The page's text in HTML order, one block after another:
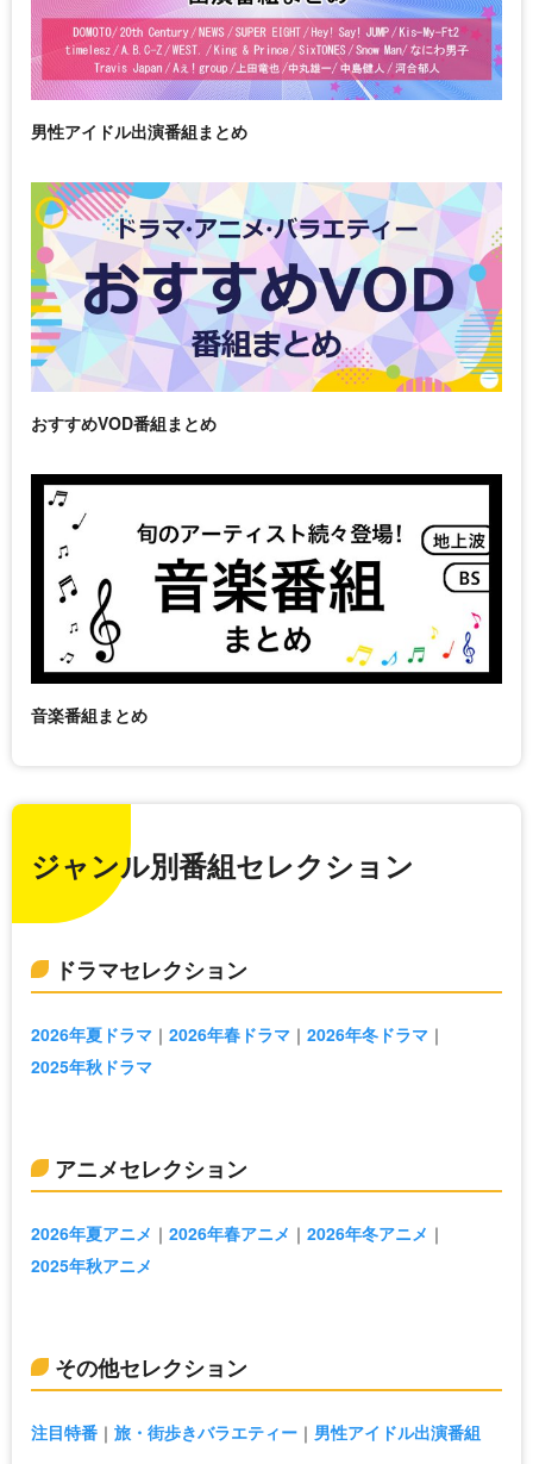
男性アイドル出演番組まとめ
おすすめVOD番組まとめ
音楽番組まとめ
ジャンル別番組セレクション
ドラマセレクション
2026年夏ドラマ 2026年春ドラマ
2026年冬ドラマ
2025年秋ドラマ
アニメセレクション
2026年夏アニメ 2026年春アニメ
2026年冬アニメ
2025年秋アニメ
その他セレクション
注目特番 旅・街歩きバラエティー
男性アイドル出演番組